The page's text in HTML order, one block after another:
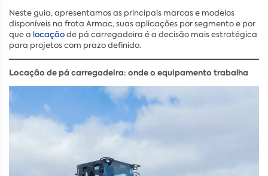
Neste guia, apresentamos as principais marcas e modelos
disponíveis na frota Armac, suas aplicações por segmento e por
que a locaçãode pá carregadeira é a decisão mais estratégica
para projetos com prazo definido.
Locação de pá carregadeira: onde o equipamento trabalha